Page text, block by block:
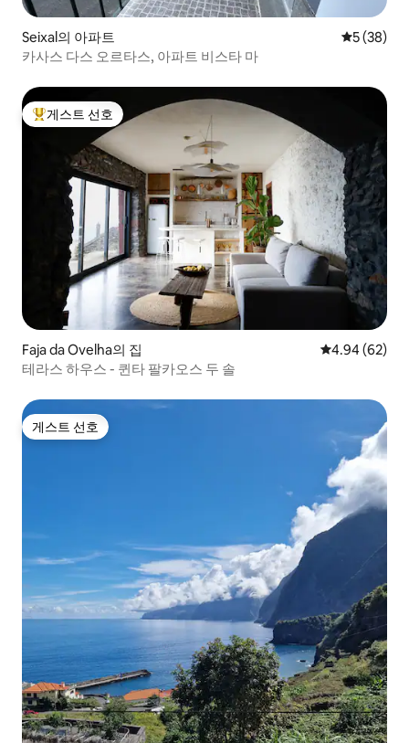
Seixal의 아파트 평점 5점(5
5 (38)
카사스 다스 오르타스, 아파트 비스타 마
상위 게스트 선호
게스트 선호
Faja da Ovelha의 집 평점 4.94점(5
4.94 (62)
테라스 하우스 - 퀸타 팔카오스 두 솔
게스트 선호
게스트 선호